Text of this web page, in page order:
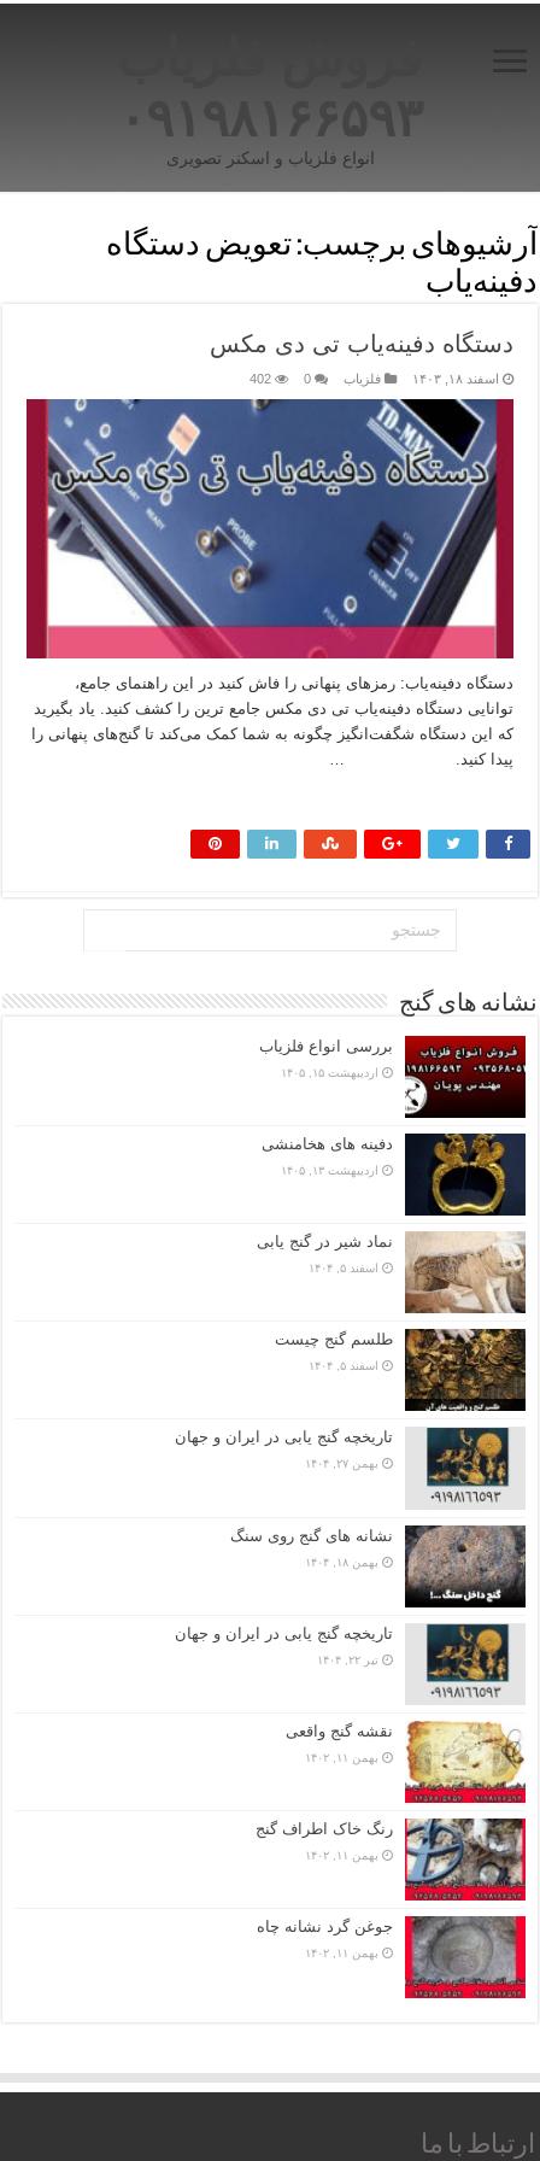
۰۹۱۹۸۱۶۶۵۹۳
انواع فلزیاب و اسکنر تصویری
آرشیوهای برچسب:تعویض دستگاه
دفینه‌یاب
دستگاه دفینه‌یاب تی دی مکس
اسفند ۱۸, ۱۴۰۳ فلزیاب 0
402
دستگاه دفینه‌یاب: رمزهای پنهانی را فاش کنید در این راهنمای جامع،
توانایی دستگاه دفینه‌یاب تی دی مکس جامع ترین را کشف کنید. یاد بگیرید
که این دستگاه شگفت‌انگیز چگونه به شما کمک می‌کند تا گنج‌های پنهانی را
پیدا کنید. …
نشانه های گنج
بررسی انواع فلزیاب
اردیبهشت ۱۵, ۱۴۰۵
دفینه های هخامنشی
اردیبهشت ۱۳, ۱۴۰۵
نماد شیر در گنج یابی
اسفند ۵, ۱۴۰۴
طلسم گنج چیست
اسفند ۵, ۱۴۰۴
تاریخچه گنج‌ یابی در ایران و جهان
بهمن ۲۷, ۱۴۰۴
نشانه های گنج روی سنگ
بهمن ۱۸, ۱۴۰۴
تاریخچه گنج‌ یابی در ایران و جهان
تیر ۲۲, ۱۴۰۴
نقشه گنج واقعی
بهمن ۱۱, ۱۴۰۲
رنگ خاک اطراف گنج
بهمن ۱۱, ۱۴۰۲
جوغن گرد نشانه چاه
بهمن ۱۱, ۱۴۰۲
ارتباط با ما